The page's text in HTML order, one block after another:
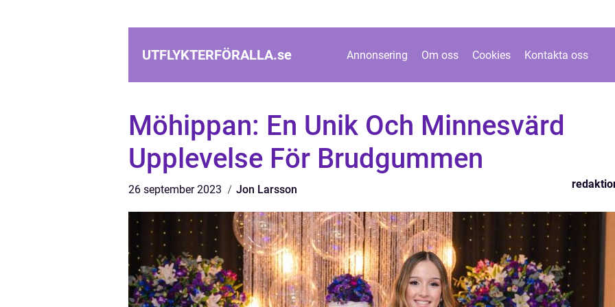
UTFLYKTERFÖRALLA.se Annonsering Om oss Cookies Kontakta oss
Möhippan: En Unik Och Minnesvärd
Upplevelse För Brudgummen
26 september 2023 Jon Larsson